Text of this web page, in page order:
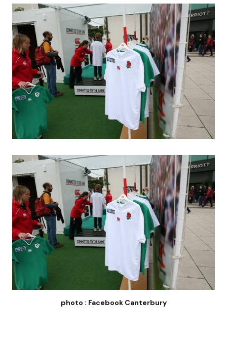
photo : Facebook Canterbury